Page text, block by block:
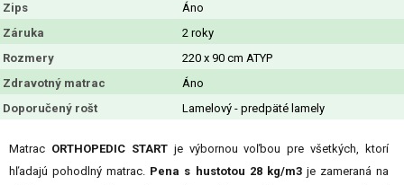
Zips
Áno
Záruka
2 roky
Rozmery
220 x 90 cm ATYP
Zdravotný matrac
Áno
Doporučený rošt
Lamelový - predpäté lamely
Matrac ORTHOPEDIC STARTje výbornou voľbou pre všetkých, ktorí
hľadajú pohodlný matrac. Pena s hustotou 28 kg/m3je zameraná na